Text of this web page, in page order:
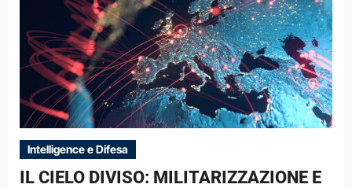
Intelligence e Difesa
IL CIELO DIVISO: MILITARIZZAZIONE E